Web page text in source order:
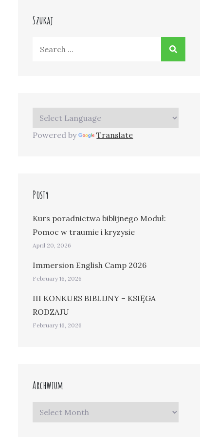
Szukaj
Powered by Translate
Posty
Kurs poradnictwa biblijnego Moduł:
Pomoc w traumie i kryzysie
April 20, 2026
Immersion English Camp 2026
February 16, 2026
III KONKURS BIBLIJNY – KSIĘGA
RODZAJU
February 16, 2026
Archwium
Archwium